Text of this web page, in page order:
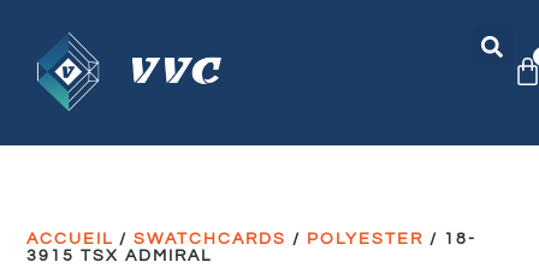
ACCUEIL /SWATCHCARDS / POLYESTER / 18-
3915 TSX ADMIRAL